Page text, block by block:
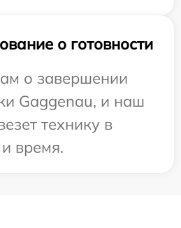
о готовности
о завершении
Gaggenau, и наш
технику в
время.